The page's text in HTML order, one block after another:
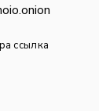
ссылка